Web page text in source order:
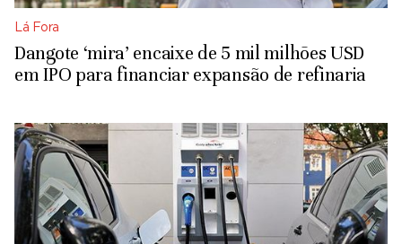
Lá Fora
Dangote ‘mira’ encaixe de 5 mil milhões USD
em IPO para financiar expansão de refinaria